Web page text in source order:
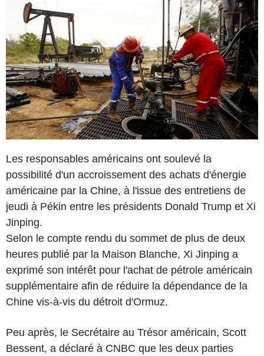
Les responsables américains ont soulevé la
possibilité d'un accroissement des achats d'énergie
américaine par la Chine, à l'issue des entretiens de
jeudi à Pékin entre les présidents Donald Trump et Xi
Jinping.
Selon le compte rendu du sommet de plus de deux
heures publié par la Maison Blanche, Xi Jinping a
exprimé son intérêt pour l'achat de pétrole américain
supplémentaire afin de réduire la dépendance de la
Chine vis-à-vis du détroit d'Ormuz.
Peu après, le Secrétaire au Trésor américain, Scott
Bessent, a déclaré à CNBC que les deux parties